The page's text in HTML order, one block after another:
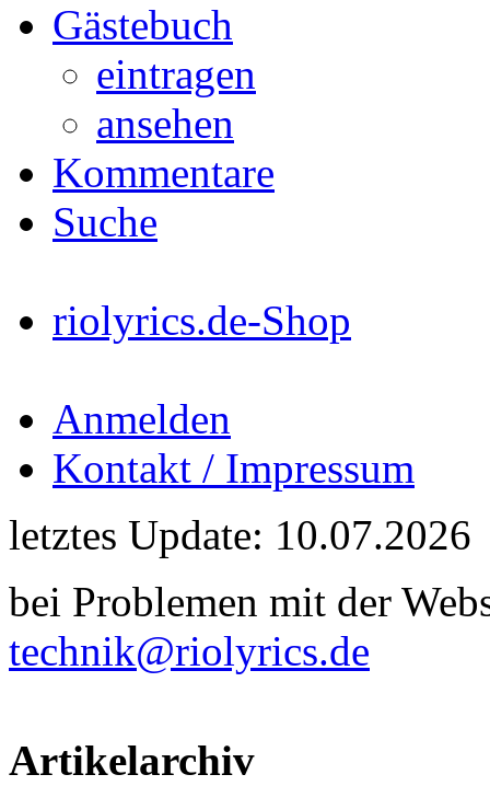
Gästebuch
eintragen
ansehen
Kommentare
Suche
riolyrics.de-Shop
Anmelden
Kontakt / Impressum
letztes Update: 10.07.2026
bei Problemen mit der
technik@riolyrics.de
Artikelarchiv